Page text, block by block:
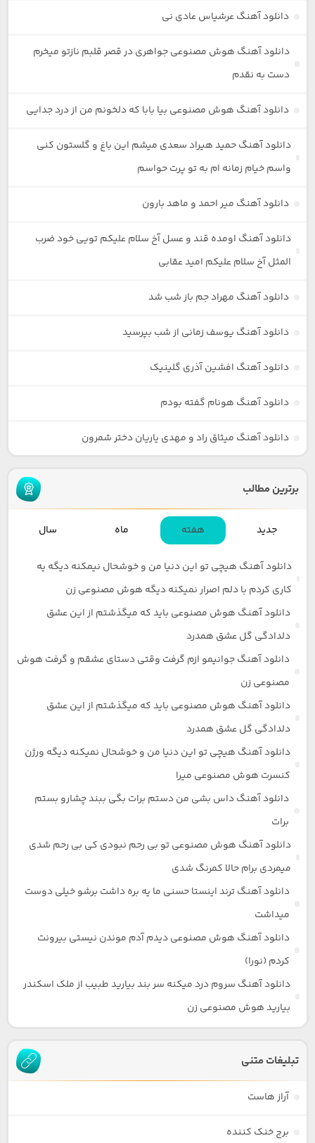
دانلود آهنگ عرشیاس عادی نی
دانلود آهنگ هوش مصنوعی جواهری در قصر قلبم نازتو میخرم
دست به نقدم
دانلود آهنگ هوش مصنوعی بیا بابا که دلخونم من از درد جدایی
دانلود آهنگ حمید هیراد سعدی میشم این باغ و گلستون کنی
واسم خیام زمانه ام به تو پرت حواسم
دانلود آهنگ میر احمد و ماهد بارون
دانلود آهنگ اومده قند و عسل آخ سلام علیکم تویی خود ضرب
المثل آخ سلام علیکم امید عقابی
دانلود آهنگ مهراد جم باز شب شد
دانلود آهنگ یوسف زمانی از شب بپرسید
دانلود آهنگ افشین آذری گلینیک
دانلود آهنگ هونام گفته بودم
دانلود آهنگ میثاق راد و مهدی یاریان دختر شمرون
برترین مطالب
جدید هفته ماه سال
دانلود آهنگ هیچی تو این دنیا من و خوشحال نیمکنه دیگه یه
کاری کردم با دلم اصرار نمیکنه دیگه هوش مصنوعی زن
دانلود آهنگ هوش مصنوعی باید که میگذشتم از این عشق
دلدادگی گل عشق همدرد
دانلود آهنگ جوانیمو ازم گرفت وقتی دستای عشقم و گرفت هوش
مصنوعی زن
دانلود آهنگ هوش مصنوعی باید که میگذشتم از این عشق
دلدادگی گل عشق همدرد
دانلود آهنگ هیچی تو این دنیا من و خوشحال نمیکنه دیگه ورژن
کنسرت هوش مصنوعی میرا
دانلود آهنگ داس بشی من دستم برات بگی ببند چشارو بستم
برات
دانلود آهنگ هوش مصنوعی تو بی رحم نبودی کی بی رحم شدی
میمردی برام حالا کمرنگ شدی
دانلود آهنگ ترند اینستا حسنی ما یه بره داشت برشو خیلی دوست
میداشت
دانلود آهنگ هوش مصنوعی دیدم آدم موندن نیستی بیرونت
کردم (نورا)
دانلود آهنگ سروم درد میکنه سر بند بیارید طبیب از ملک اسکندر
بیارید هوش مصنوعی زن
تبلیغات متنی
آراز هاست
برج خنک کننده